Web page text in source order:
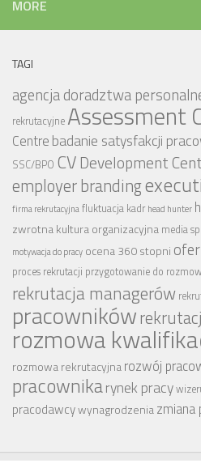
MORE
TAGI
agencja doradztwa
rekrutacyjne Assessment
Centre badanie satysfakcji
SSC/BPO CV Development
employer branding
firma rekrutacyjnafluktuacja kadr head hunter
zwrotnakultura organizacyjna media
motywacja do pracy ocena 360 stopni
proces rekrutacji przygotowanie do
rekrutacja managerów
pracowników
rozmowa
rozmowa rekrutacyjnarozwój
pracownikarynek pracy
pracodawcywynagrodzeniazmiana